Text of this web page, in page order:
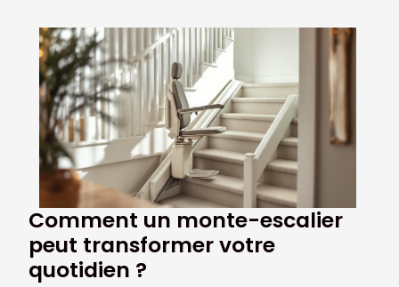
Comment un monte-escalier
peut transformer votre
quotidien ?